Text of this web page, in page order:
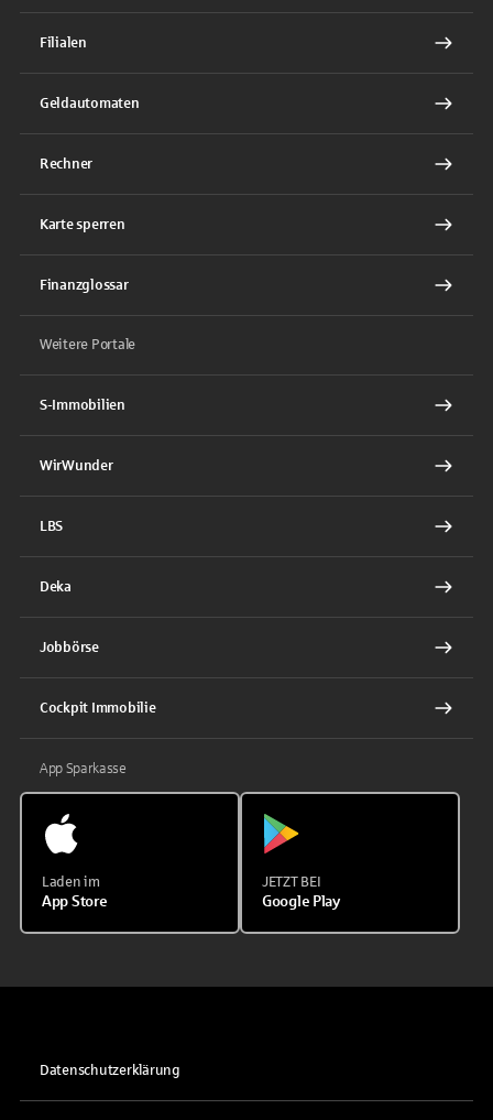
Filialen
Geldautomaten
Rechner
Karte sperren
Finanzglossar
Weitere Portale
S-Immobilien
WirWunder
LBS
Deka
Jobbörse
Cockpit Immobilie
App Sparkasse
Laden im
App Store
JETZT BEI
Google Play
Datenschutzerklärung